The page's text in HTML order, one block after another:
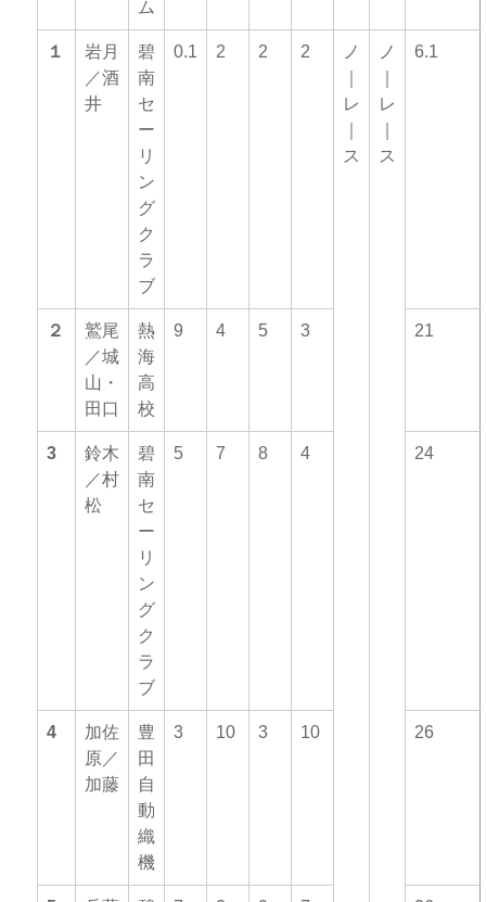
ム
１
岩月
／酒
井
碧
南
セ
ー
リ
ン
グ
ク
ラ
ブ
0.1 2 2 2
ノ
レ
ス
ノ
レ
ス
6.1
２
鷲尾
／城
山・
田口
熱
海
高
校
9 4 5 3 21
3
鈴木
／村
松
碧
南
セ
ー
リ
ン
グ
ク
ラ
ブ
5 7 8 4 24
4
加佐
原／
加藤
豊
田
自
動
織
機
3 10 3 10 26